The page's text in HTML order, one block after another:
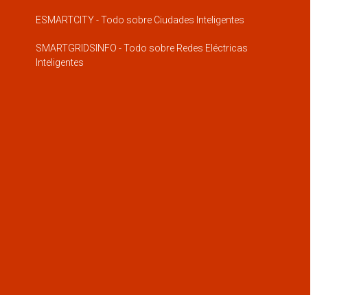
ESMARTCITY - Todo sobre Ciudades Inteligentes
SMARTGRIDSINFO - Todo sobre Redes Eléctricas
Inteligentes